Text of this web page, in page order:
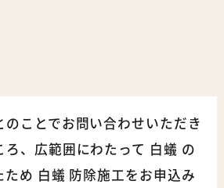
ことでお問い合わせいただき
ろ、広範囲にわたって 白蟻 の
め 白蟻 防除施工をお申込み